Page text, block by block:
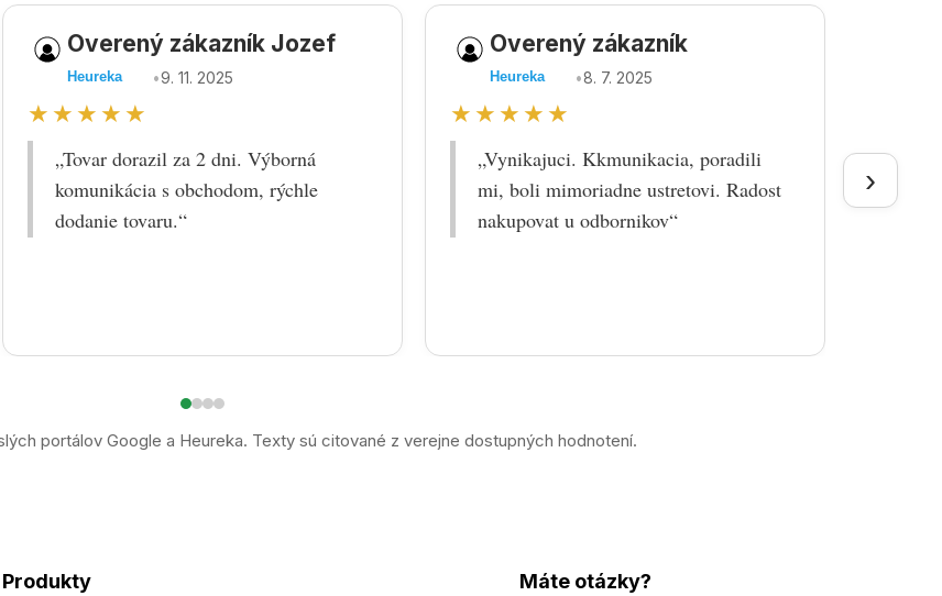
Overený zákazník Jozef
Heureka •9. 11. 2025
★★★★★
„Tovar dorazil za 2 dni. Výborná
komunikácia s obchodom, rýchle
dodanie tovaru.“
Overený zákazník
Heureka •8. 7. 2025
★★★★★
„Vynikajuci. Kkmunikacia, poradili
mi, boli mimoriadne ustretovi. Radost
nakupovat u odbornikov“
›
portálov Google a Heureka. Texty sú citované z verejne dostupných hodnotení.
Produkty Máte otázky?